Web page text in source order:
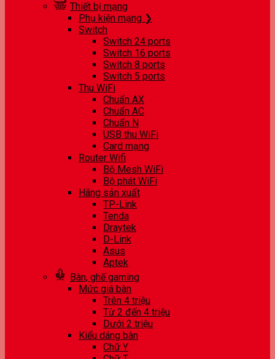
Thiết bị mạng
Phụ kiện mạng ❯
Switch
Switch 24 ports
Switch 16 ports
Switch 8 ports
Switch 5 ports
Thu WiFi
Chuẩn AX
Chuẩn AC
Chuẩn N
USB thu WiFi
Card mạng
Router Wifi
Bộ Mesh WiFi
Bộ phát WiFi
Hãng sản xuất
TP-Link
Tenda
Draytek
D-Link
Asus
Aptek
Bàn, ghế gaming
Mức giá bàn
Trên 4 triệu
Từ 2 đến 4 triệu
Dưới 2 triệu
Kiểu dáng bàn
Chữ Y